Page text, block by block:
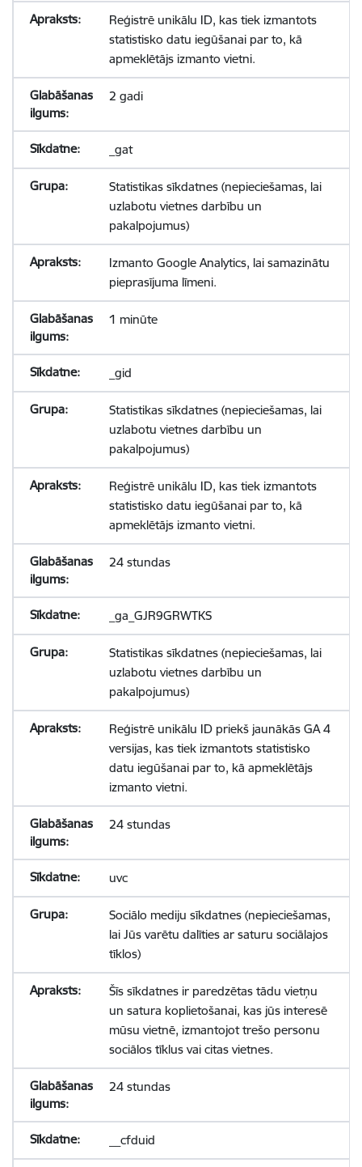
Reģistrē unikālu ID, kas tiek izmantots
statistisko datu iegūšanai par to, kā
apmeklētājs izmanto vietni.
2 gadi
_gat
Statistikas sīkdatnes (nepieciešamas, lai
uzlabotu vietnes darbību un
pakalpojumus)
Izmanto Google Analytics, lai samazinātu
pieprasījuma līmeni.
1 minūte
_gid
Statistikas sīkdatnes (nepieciešamas, lai
uzlabotu vietnes darbību un
pakalpojumus)
Reģistrē unikālu ID, kas tiek izmantots
statistisko datu iegūšanai par to, kā
apmeklētājs izmanto vietni.
24 stundas
_ga_GJR9GRWTKS
Statistikas sīkdatnes (nepieciešamas, lai
uzlabotu vietnes darbību un
pakalpojumus)
Reģistrē unikālu ID priekš jaunākās GA 4
versijas, kas tiek izmantots statistisko
datu iegūšanai par to, kā apmeklētājs
izmanto vietni.
24 stundas
uvc
Sociālo mediju sīkdatnes (nepieciešamas,
lai Jūs varētu dalīties ar saturu sociālajos
tīklos)
Šīs sīkdatnes ir paredzētas tādu vietņu
un satura koplietošanai, kas jūs interesē
mūsu vietnē, izmantojot trešo personu
sociālos tīklus vai citas vietnes.
24 stundas
__cfduid